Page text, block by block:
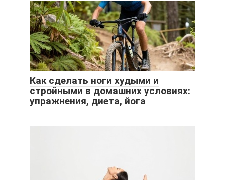
Как сделать ноги худыми и
стройными в домашних условиях:
упражнения, диета, йога